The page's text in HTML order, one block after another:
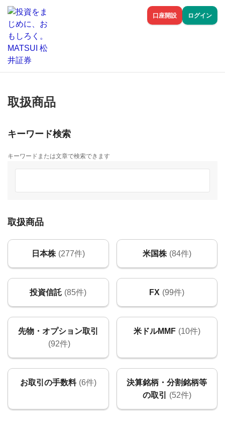
口座開設 ログイン
取扱商品
キーワード検索
キーワードまたは文章で検索できます
取扱商品
日本株 (277件) 米国株 (84件)
投資信託 (85件) FX (99件)
先物・オプション取引
(92件)
米ドルMMF (10件)
お取引の手数料 (6件)
決算銘柄・分割銘柄等
の取引
(52件)